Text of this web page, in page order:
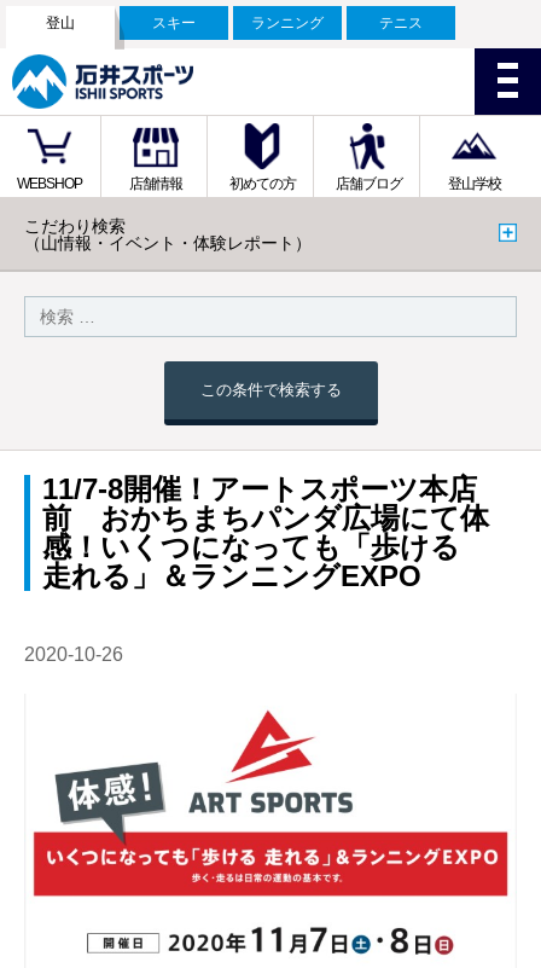
登山 スキー ランニング テニス
WEBSHOP 店舗情報 初めての方 店舗ブログ 登山学校
こだわり検索
（山情報・イベント・体験レポート）
この条件で検索する
11/7-8開催！アートスポーツ本店
前 おかちまちパンダ広場にて体
感！いくつになっても「歩ける
走れる」＆ランニングEXPO
2020-10-26